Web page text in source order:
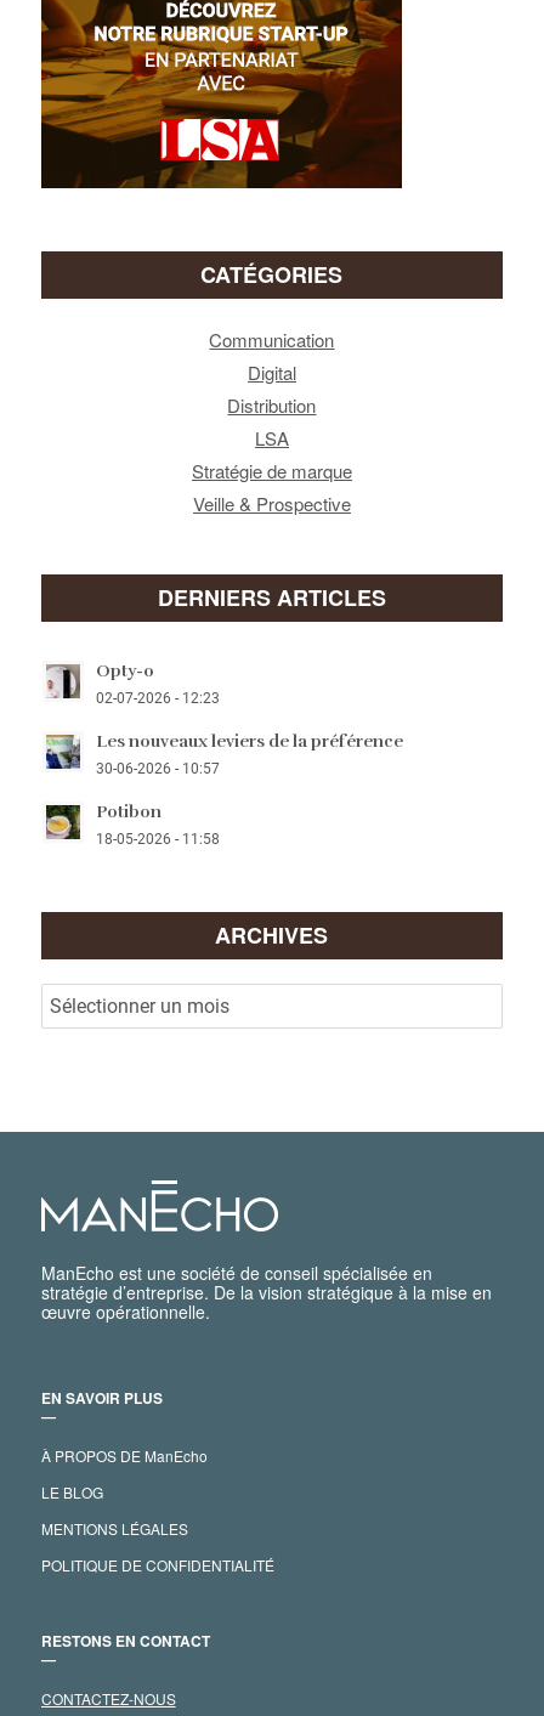
CATÉGORIES
Communication
Digital
Distribution
LSA
Stratégie de marque
Veille & Prospective
DERNIERS ARTICLES
Opty-o
02-07-2026 - 12:23
Les nouveaux leviers de la préférence
30-06-2026 - 10:57
Potibon
18-05-2026 - 11:58
ARCHIVES
ManEcho est une société de conseil spécialisée en
stratégie d’entreprise. De la vision stratégique à la mise en
œuvre opérationnelle.
EN SAVOIR PLUS
―
À PROPOS DE ManEcho
LE BLOG
MENTIONS LÉGALES
POLITIQUE DE CONFIDENTIALITÉ
RESTONS EN CONTACT
―
CONTACTEZ-NOUS